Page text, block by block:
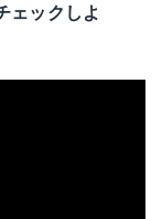
ェックしよ